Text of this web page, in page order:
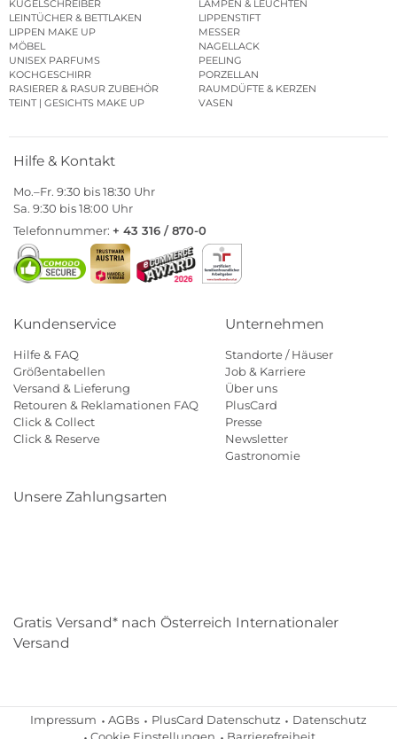
KUGELSCHREIBER
LAMPEN & LEUCHTEN
LEINTÜCHER & BETTLAKEN
LIPPENSTIFT
LIPPEN MAKE UP
MESSER
MÖBEL
NAGELLACK
UNISEX PARFUMS
PEELING
KOCHGESCHIRR
PORZELLAN
RASIERER & RASUR ZUBEHÖR
RAUMDÜFTE & KERZEN
TEINT | GESICHTS MAKE UP
VASEN
Hilfe & Kontakt
Mo.–Fr. 9:30 bis 18:30 Uhr
Sa. 9:30 bis 18:00 Uhr
Telefonnummer: + 43 316 / 870-0
Kundenservice
Hilfe & FAQ
Größentabellen
Versand & Lieferung
Retouren & Reklamationen FAQ
Click & Collect
Click & Reserve
Unternehmen
Standorte / Häuser
Job & Karriere
Über uns
PlusCard
Presse
Newsletter
Gastronomie
Unsere Zahlungsarten
Gratis Versand* nach Österreich Internationaler
Versand
Impressum AGBs PlusCard Datenschutz
Datenschutz